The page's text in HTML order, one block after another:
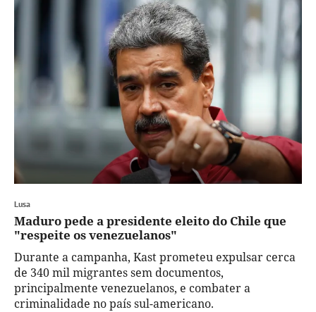
Lusa
Maduro pede a presidente eleito do Chile que
"respeite os venezuelanos"
Durante a campanha, Kast prometeu expulsar cerca
de 340 mil migrantes sem documentos,
principalmente venezuelanos, e combater a
criminalidade no país sul-americano.